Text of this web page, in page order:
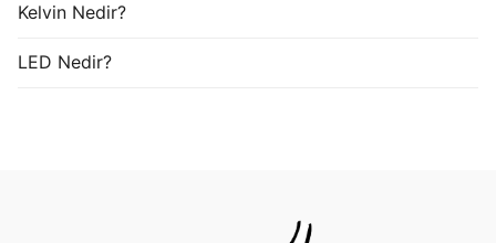
Kelvin Nedir?
LED Nedir?